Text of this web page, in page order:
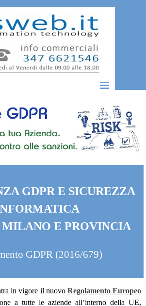
GDPR E SICUREZZA
MILANO E PROVINCIA
GDPR (2016/679)
in vigore il nuovo Regolamento Europeo
a tutte le aziende all’interno della UE,